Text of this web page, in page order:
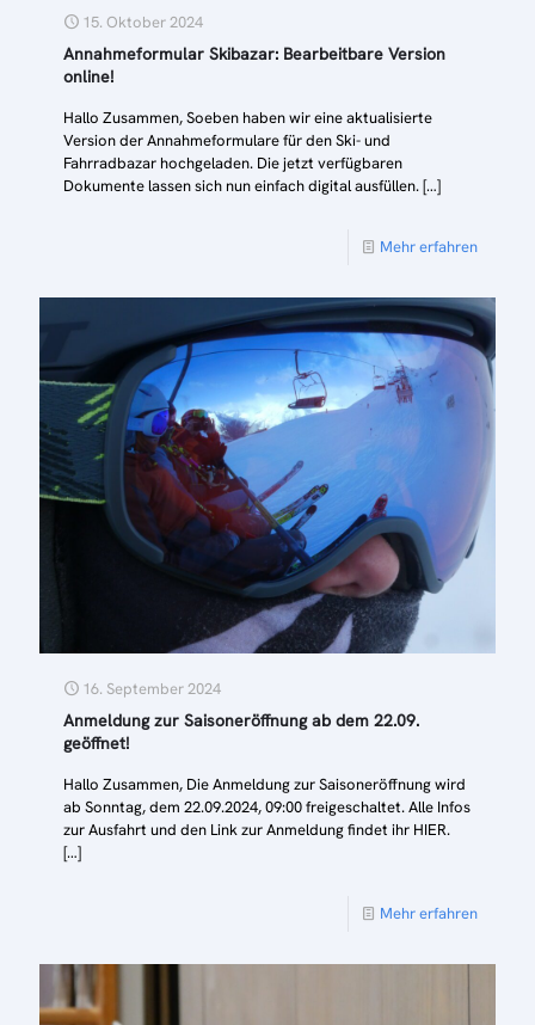
15. Oktober 2024
Annahmeformular Skibazar: Bearbeitbare Version
online!
Hallo Zusammen, Soeben haben wir eine aktualisierte
Version der Annahmeformulare für den Ski- und
Fahrradbazar hochgeladen. Die jetzt verfügbaren
Dokumente lassen sich nun einfach digital ausfüllen.[…]
Mehr erfahren
16. September 2024
Anmeldung zur Saisoneröffnung ab dem 22.09.
geöffnet!
Hallo Zusammen, Die Anmeldung zur Saisoneröffnung wird
ab Sonntag, dem 22.09.2024, 09:00 freigeschaltet. Alle Infos
zur Ausfahrt und den Link zur Anmeldung findet ihr HIER.
[…]
Mehr erfahren